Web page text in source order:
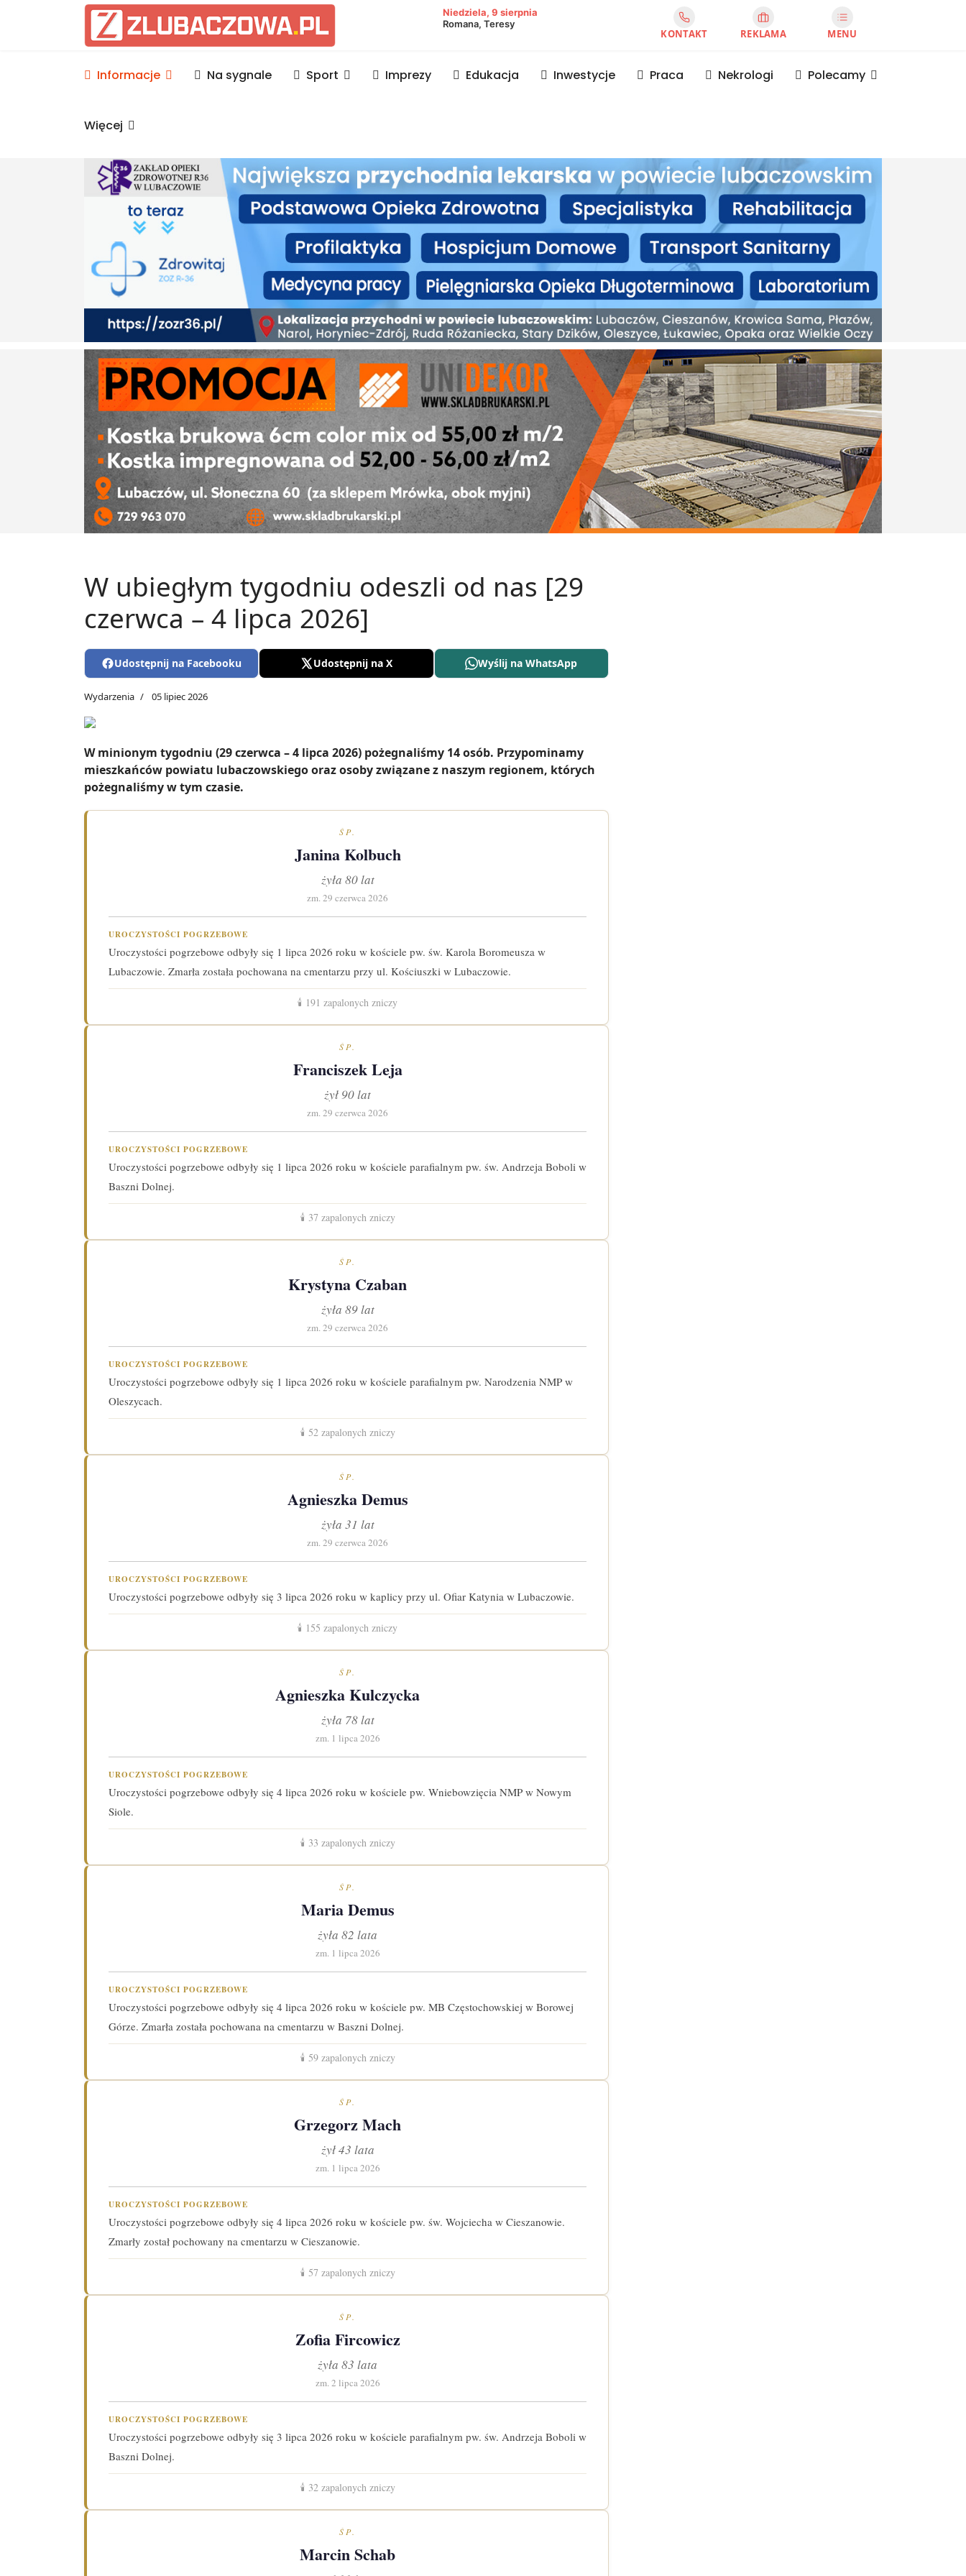
Informacje Lubaczów, powiat lubaczowski
Niedziela, 9 sierpnia
Romana, Teresy
KONTAKT REKLAMA MENU
Informacje Na sygnale Sport Imprezy Edukacja Inwestycje Praca Nekrologi Polecamy
Więcej
W ubiegłym tygodniu odeszli od nas [29
czerwca – 4 lipca 2026]
Udostępnij na Facebooku Udostępnij na X Wyślij na WhatsApp
Wydarzenia 05 lipiec 2026
W minionym tygodniu (29 czerwca – 4 lipca 2026) pożegnaliśmy 14 osób. Przypominamy
mieszkańców powiatu lubaczowskiego oraz osoby związane z naszym regionem, których
pożegnaliśmy w tym czasie.
ŚP.
Janina Kolbuch
żyła 80 lat
zm. 29 czerwca 2026
UROCZYSTOŚCI POGRZEBOWE
Uroczystości pogrzebowe odbyły się 1 lipca 2026 roku w kościele pw. św. Karola Boromeusza w
Lubaczowie. Zmarła została pochowana na cmentarzu przy ul. Kościuszki w Lubaczowie.
🕯️ 191 zapalonych zniczy
ŚP.
Franciszek Leja
żył 90 lat
zm. 29 czerwca 2026
UROCZYSTOŚCI POGRZEBOWE
Uroczystości pogrzebowe odbyły się 1 lipca 2026 roku w kościele parafialnym pw. św. Andrzeja Boboli w
Baszni Dolnej.
🕯️ 37 zapalonych zniczy
ŚP.
Krystyna Czaban
żyła 89 lat
zm. 29 czerwca 2026
UROCZYSTOŚCI POGRZEBOWE
Uroczystości pogrzebowe odbyły się 1 lipca 2026 roku w kościele parafialnym pw. Narodzenia NMP w
Oleszycach.
🕯️ 52 zapalonych zniczy
ŚP.
Agnieszka Demus
żyła 31 lat
zm. 29 czerwca 2026
UROCZYSTOŚCI POGRZEBOWE
Uroczystości pogrzebowe odbyły się 3 lipca 2026 roku w kaplicy przy ul. Ofiar Katynia w Lubaczowie.
🕯️ 155 zapalonych zniczy
ŚP.
Agnieszka Kulczycka
żyła 78 lat
zm. 1 lipca 2026
UROCZYSTOŚCI POGRZEBOWE
Uroczystości pogrzebowe odbyły się 4 lipca 2026 roku w kościele pw. Wniebowzięcia NMP w Nowym
Siole.
🕯️ 33 zapalonych zniczy
ŚP.
Maria Demus
żyła 82 lata
zm. 1 lipca 2026
UROCZYSTOŚCI POGRZEBOWE
Uroczystości pogrzebowe odbyły się 4 lipca 2026 roku w kościele pw. MB Częstochowskiej w Borowej
Górze. Zmarła została pochowana na cmentarzu w Baszni Dolnej.
🕯️ 59 zapalonych zniczy
ŚP.
Grzegorz Mach
żył 43 lata
zm. 1 lipca 2026
UROCZYSTOŚCI POGRZEBOWE
Uroczystości pogrzebowe odbyły się 4 lipca 2026 roku w kościele pw. św. Wojciecha w Cieszanowie.
Zmarły został pochowany na cmentarzu w Cieszanowie.
🕯️ 57 zapalonych zniczy
ŚP.
Zofia Fircowicz
żyła 83 lata
zm. 2 lipca 2026
UROCZYSTOŚCI POGRZEBOWE
Uroczystości pogrzebowe odbyły się 3 lipca 2026 roku w kościele parafialnym pw. św. Andrzeja Boboli w
Baszni Dolnej.
🕯️ 32 zapalonych zniczy
ŚP.
Marcin Schab